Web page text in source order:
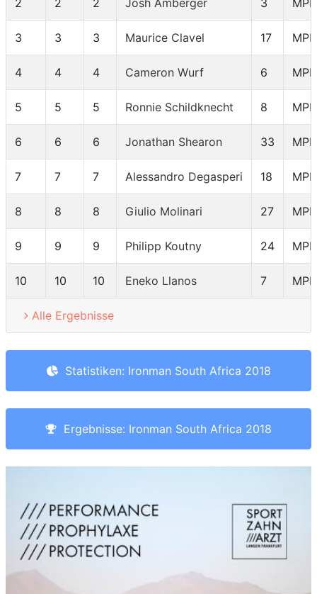
2 2 2 Josh Amberger 3
3 3 3 Maurice Clavel 17
4 4 4 Cameron Wurf 6
5 5 5 Ronnie Schildknecht 8
6 6 6 Jonathan Shearon 33
7 7 7 Alessandro Degasperi 18
8 8 8 Giulio Molinari 27
9 9 9 Philipp Koutny 24
10 10 10 Eneko Llanos 7
Alle Ergebnisse
Statistiken: Ironman South Africa 2018
Ergebnisse: Ironman South Africa 2018